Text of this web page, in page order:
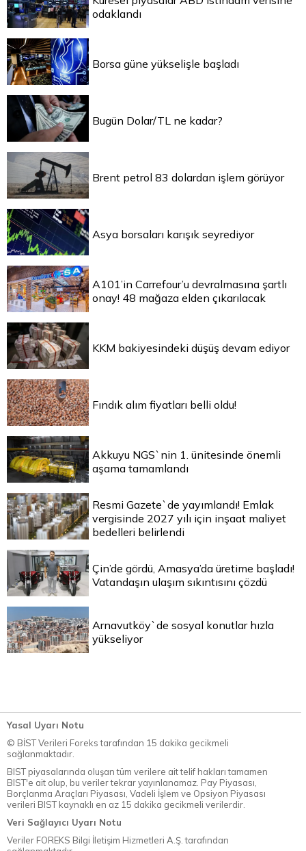
odaklandı
Borsa güne yükselişle başladı
Bugün Dolar/TL ne kadar?
Brent petrol 83 dolardan işlem görüyor
Asya borsaları karışık seyrediyor
A101’in Carrefour’u devralmasına şartlı
onay! 48 mağaza elden çıkarılacak
KKM bakiyesindeki düşüş devam ediyor
Fındık alım fiyatları belli oldu!
Akkuyu NGS`nin 1. ünitesinde önemli
aşama tamamlandı
Resmi Gazete`de yayımlandı! Emlak
vergisinde 2027 yılı için inşaat maliyet
bedelleri belirlendi
Çin’de gördü, Amasya’da üretime başladı!
Vatandaşın ulaşım sıkıntısını çözdü
Arnavutköy`de sosyal konutlar hızla
yükseliyor
Yasal Uyarı Notu
© BİST Verileri Foreks tarafından 15 dakika gecikmeli
sağlanmaktadır.
BIST piyasalarında oluşan tüm verilere ait telif hakları tamamen
BIST'e ait olup, bu veriler tekrar yayınlanamaz. Pay Piyasası,
Borçlanma Araçları Piyasası, Vadeli İşlem ve Opsiyon Piyasası
verileri BIST kaynaklı en az 15 dakika gecikmeli verilerdir.
Veri Sağlayıcı Uyarı Notu
Veriler FOREKS Bilgi İletişim Hizmetleri A.Ş. tarafından